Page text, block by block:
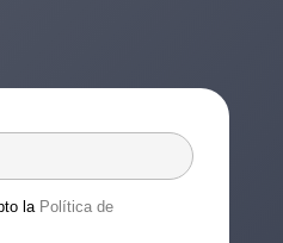
la Política de